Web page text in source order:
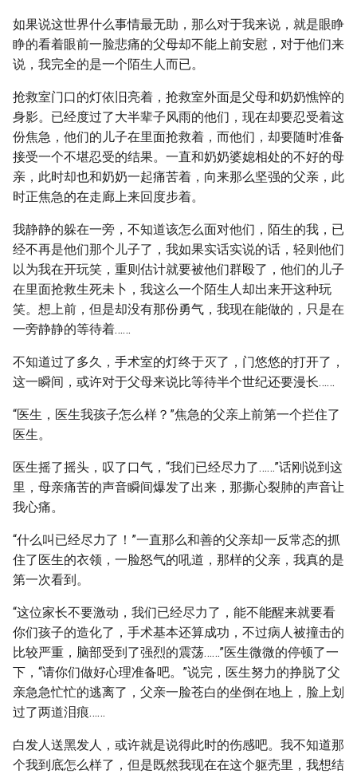
如果说这世界什么事情最无助，那么对于我来说，就是眼睁
睁的看着眼前一脸悲痛的父母却不能上前安慰，对于他们来
说，我完全的是一个陌生人而已。
抢救室门口的灯依旧亮着，抢救室外面是父母和奶奶憔悴的
身影。已经度过了大半辈子风雨的他们，现在却要忍受着这
份焦急，他们的儿子在里面抢救着，而他们，却要随时准备
接受一个不堪忍受的结果。一直和奶奶婆媳相处的不好的母
亲，此时却也和奶奶一起痛苦着，向来那么坚强的父亲，此
时正焦急的在走廊上来回度步着。
我静静的躲在一旁，不知道该怎么面对他们，陌生的我，已
经不再是他们那个儿子了，我如果实话实说的话，轻则他们
以为我在开玩笑，重则估计就要被他们群殴了，他们的儿子
在里面抢救生死未卜，我这么一个陌生人却出来开这种玩
笑。想上前，但是却没有那份勇气，我现在能做的，只是在
一旁静静的等待着……
不知道过了多久，手术室的灯终于灭了，门悠悠的打开了，
这一瞬间，或许对于父母来说比等待半个世纪还要漫长……
“医生，医生我孩子怎么样？”焦急的父亲上前第一个拦住了
医生。
医生摇了摇头，叹了口气，“我们已经尽力了……”话刚说到这
里，母亲痛苦的声音瞬间爆发了出来，那撕心裂肺的声音让
我心痛。
“什么叫已经尽力了！”一直那么和善的父亲却一反常态的抓
住了医生的衣领，一脸怒气的吼道，那样的父亲，我真的是
第一次看到。
“这位家长不要激动，我们已经尽力了，能不能醒来就要看
你们孩子的造化了，手术基本还算成功，不过病人被撞击的
比较严重，脑部受到了强烈的震荡……”医生微微的停顿了一
下，“请你们做好心理准备吧。”说完，医生努力的挣脱了父
亲急急忙忙的逃离了，父亲一脸苍白的坐倒在地上，脸上划
过了两道泪痕……
白发人送黑发人，或许就是说得此时的伤感吧。我不知道那
个我到底怎么样了，但是既然我现在在这个躯壳里，我想结